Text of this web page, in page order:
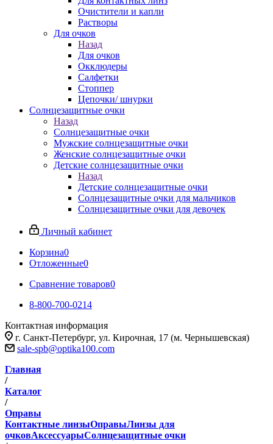
Очистители и капли
Растворы
Для очков
Назад
Для очков
Окклюдеры
Салфетки
Стоппер
Цепочки/ шнурки
Солнцезащитные очки
Назад
Солнцезащитные очки
Мужские солнцезащитные очки
Женские солнцезащитные очки
Детские солнцезащитные очки
Назад
Детские солнцезащитные очки
Солнцезащитные очки для мальчиков
Солнцезащитные очки для девочек
Личный кабинет
Корзина0
Отложенные0
Сравнение товаров0
8-800-700-0214
Контактная информация
г. Санкт-Петербург, ул. Кирочная, 17 (м. Чернышевская)
sale-spb@optika100.com
Главная
/
Каталог
/
Оправы
Контактные линзыОправыЛинзы для
очковАксессуарыСолнцезащитные очки